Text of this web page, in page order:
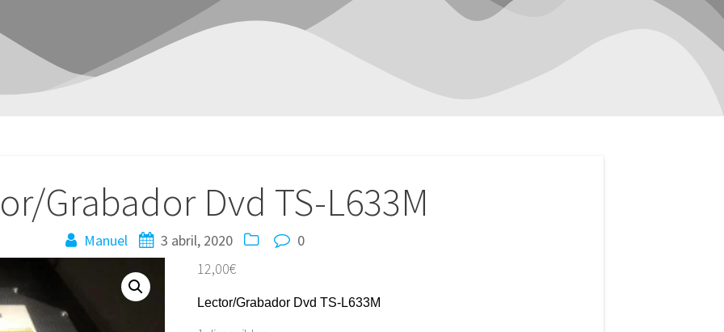
Grabador Dvd TS-L633M
Manuel 3 abril, 2020
0
12,00€
Lector/Grabador Dvd TS-L633M